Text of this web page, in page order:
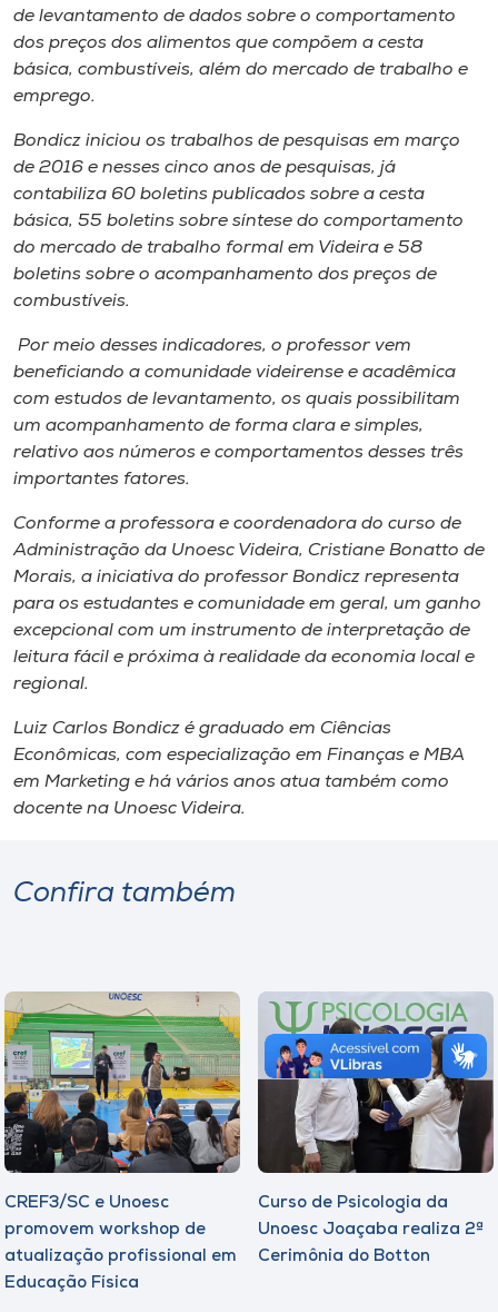
o idioma
A+
A-
de levantamento de dados sobre o comportamento
dos preços dos alimentos que compõem a cesta
básica, combustíveis, além do mercado de trabalho e
emprego.
Bondicz iniciou os trabalhos de pesquisas em março
de 2016 e nesses cinco anos de pesquisas, já
contabiliza 60 boletins publicados sobre a cesta
básica, 55 boletins sobre síntese do comportamento
do mercado de trabalho formal em Videira e 58
boletins sobre o acompanhamento dos preços de
combustíveis.
Por meio desses indicadores, o professor vem
beneficiando a comunidade videirense e acadêmica
com estudos de levantamento, os quais possibilitam
um acompanhamento de forma clara e simples,
relativo aos números e comportamentos desses três
importantes fatores.
Conforme a professora e coordenadora do curso de
Administração da Unoesc Videira, Cristiane Bonatto de
Morais, a iniciativa do professor Bondicz representa
para os estudantes e comunidade em geral, um ganho
excepcional com um instrumento de interpretação de
leitura fácil e próxima à realidade da economia local e
regional.
Luiz Carlos Bondicz é graduado em Ciências
Econômicas, com especialização em Finanças e MBA
em Marketing e há vários anos atua também como
docente na Unoesc Videira.
Confira também
CREF3/SC e Unoesc
promovem workshop de
atualização profissional em
Educação Física
Curso de Psicologia da
Unoesc Joaçaba realiza 2ª
Cerimônia do Botton